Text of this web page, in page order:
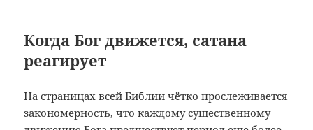
Когда Бог движется, сатана
реагирует
На страницах всей Библии чётко прослеживается
закономерность, что каждому существенному